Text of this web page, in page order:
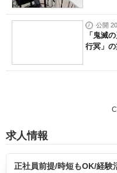
公開
「鬼滅
行冥」
求人情報
正社員前提/時短もOK/経験